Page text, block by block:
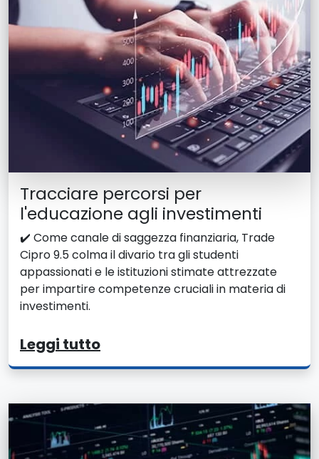
Tracciare percorsi per
l'educazione agli investimenti
✔️ Come canale di saggezza finanziaria, Trade
Cipro 9.5 colma il divario tra gli studenti
appassionati e le istituzioni stimate attrezzate
per impartire competenze cruciali in materia di
investimenti.
Leggi tutto